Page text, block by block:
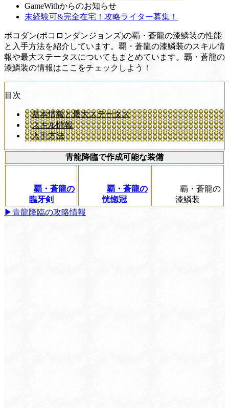
GameWithからのお知らせ
未経験可&完全在宅！攻略ライター募集！
ポコダン(ポコロンダンジョンズ)の覇・蒼龍の漆鱗装の性能
と入手方法を紹介しています。覇・蒼龍の漆鱗装のスキル情
報や最大ステータスについてもまとめています。覇・蒼龍の
漆鱗装の情報はここをチェックしよう！
目次
基本情報と最大ステータス
スキル情報
入手方法
青龍降臨で作成可能な装備
覇・蒼龍の
臨牙剣
覇・蒼龍の
恍惚冠
覇・蒼龍の
漆鱗装
▶青龍降臨の攻略情報